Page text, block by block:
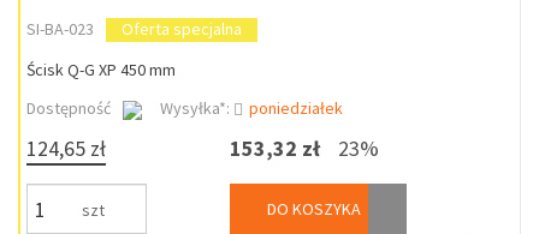
SI-BA-023
Oferta specjalna
Ścisk Q-G XP 450 mm
Dostępność
Wysyłka*: poniedziałek
124,65 zł
szt
153,32 zł 23%
DO KOSZYKA